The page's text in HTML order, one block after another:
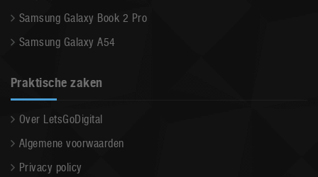
Samsung Galaxy Book 2 Pro
Samsung Galaxy A54
Praktische zaken
Over LetsGoDigital
Algemene voorwaarden
Privacy policy